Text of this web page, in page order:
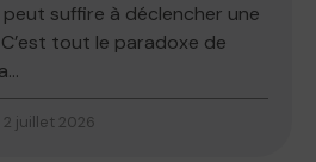
peut suffire à déclencher une
tout le paradoxe de
2 juillet 2026